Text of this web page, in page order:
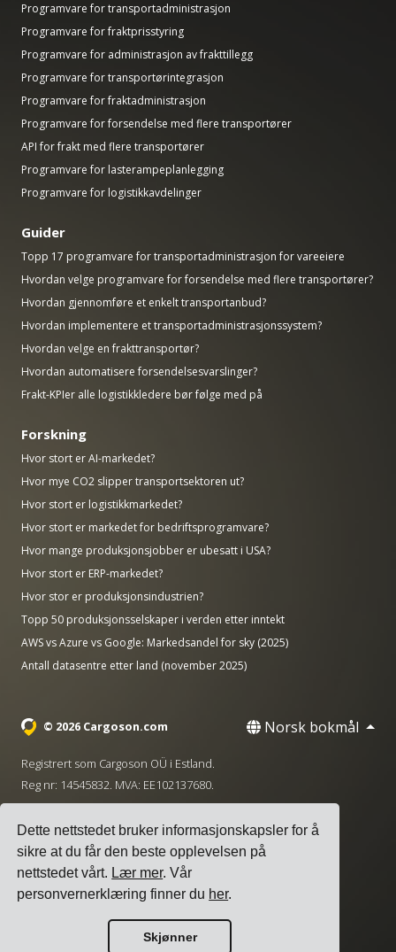
Dette nettstedet bruker informasjonskapsler for å
sikre at du får den beste opplevelsen på
nettstedet vårt. Lær mer. Vår
personvernerklæring finner du her.
Skjønner
Programvare for transportadministrasjon
Programvare for fraktprisstyring
Programvare for administrasjon av frakttillegg
Programvare for transportørintegrasjon
Programvare for fraktadministrasjon
Programvare for forsendelse med flere transportører
API for frakt med flere transportører
Programvare for lasterampeplanlegging
Programvare for logistikkavdelinger
Guider
Topp 17 programvare for transportadministrasjon for vareeiere
Hvordan velge programvare for forsendelse med flere transportører?
Hvordan gjennomføre et enkelt transportanbud?
Hvordan implementere et transportadministrasjonssystem?
Hvordan velge en frakttransportør?
Hvordan automatisere forsendelsesvarslinger?
Frakt-KPIer alle logistikkledere bør følge med på
Forskning
Hvor stort er AI-markedet?
Hvor mye CO2 slipper transportsektoren ut?
Hvor stort er logistikkmarkedet?
Hvor stort er markedet for bedriftsprogramvare?
Hvor mange produksjonsjobber er ubesatt i USA?
Hvor stort er ERP-markedet?
Hvor stor er produksjonsindustrien?
Topp 50 produksjonsselskaper i verden etter inntekt
AWS vs Azure vs Google: Markedsandel for sky (2025)
Antall datasentre etter land (november 2025)
© 2026 Cargoson.com Norsk bokmål
Registrert som Cargoson OÜ i Estland.
Reg nr: 14545832. MVA: EE102137680.
+372 5555 0028 · hello@cargoson.com
Vilkår for tjenesten|Personvernregler
Informasjonskapselpolicy